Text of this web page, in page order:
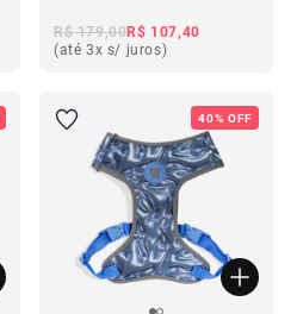
R$ 179,00R$ 107,40
(até 3x s/ juros)
40% OFF